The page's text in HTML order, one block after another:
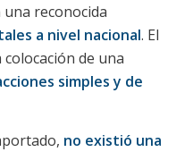
una reconocida
a nivel nacional. El
de una
simples y de
no existió una